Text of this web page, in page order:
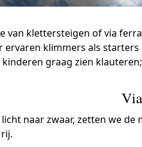
van klettersteigen of via
ervaren klimmers als
graag zien
licht naar zwaar, zetten we